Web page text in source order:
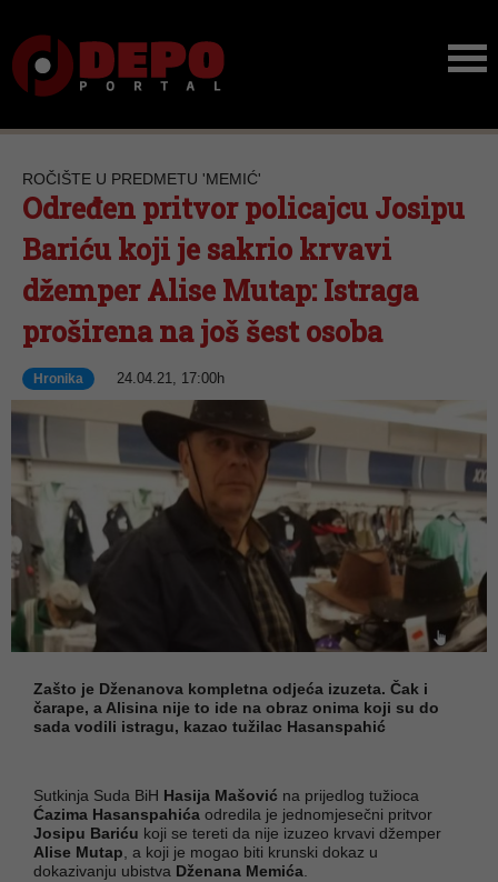
ROČIŠTE U PREDMETU 'MEMIĆ'
Određen pritvor policajcu Josipu
Bariću koji je sakrio krvavi
džemper Alise Mutap: Istraga
proširena na još šest osoba
Hronika 24.04.21, 17:00h
Zašto je Dženanova kompletna odjeća izuzeta. Čak i
čarape, a Alisina nije to ide na obraz onima koji su do
sada vodili istragu, kazao tužilac Hasanspahić
Sutkinja Suda BiH Hasija Mašović na prijedlog tužioca
Ćazima Hasanspahića odredila je jednomjesečni pritvor
Josipu Bariću koji se tereti da nije izuzeo krvavi džemper
Alise Mutap , a koji je mogao biti krunski dokaz u
dokazivanju ubistva Dženana Memića